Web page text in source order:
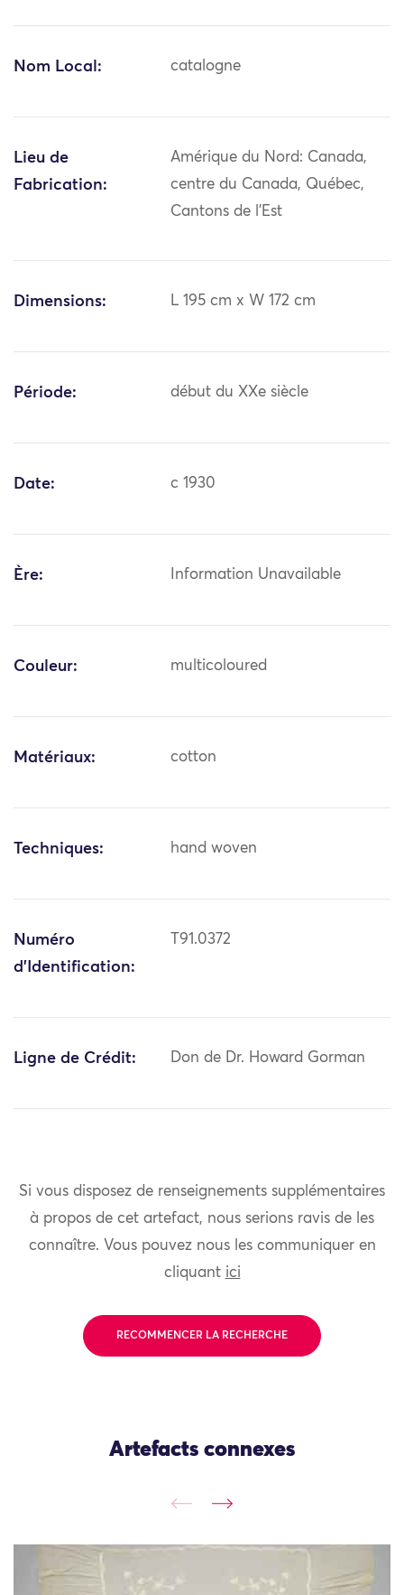
Nom Local: catalogne
Lieu de
Fabrication:
Amérique du Nord: Canada,
centre du Canada, Québec,
Cantons de l'Est
Dimensions: L 195 cm x W 172 cm
Période: début du XXe siècle
Date: c 1930
Ère: Information Unavailable
Couleur: multicoloured
Matériaux: cotton
Techniques: hand woven
Numéro
d'Identification:
T91.0372
Ligne de Crédit: Don de Dr. Howard Gorman
Si vous disposez de renseignements supplémentaires
à propos de cet artefact, nous serions ravis de les
connaître. Vous pouvez nous les communiquer en
cliquant ici
RECOMMENCER LA RECHERCHE
Artefacts connexes